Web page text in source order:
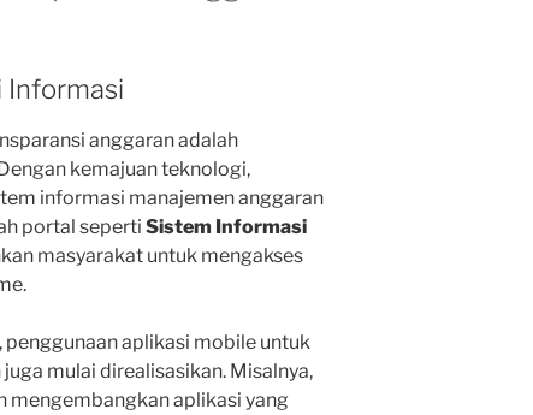
Informasi
anggaran adalah
kemajuan teknologi,
informasi manajemen anggaran
portal seperti Sistem Informasi
masyarakat untuk mengakses
aplikasi mobile untuk
mulai direalisasikan. Misalnya,
mengembangkan aplikasi yang